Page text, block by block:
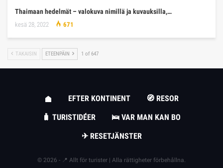
Thaimaan hedelmät – valokuva nimillä ja kuvauksilla,…
kesä 28, 2022 671
TAKAISIN ETEENPÄIN 1 of 647
EFTER KONTINENT
🧭 RESOR
🧳 TURISTIDÉER
🛌 VAR MAN KAN BO
✈ RESETJÄNSTER
© 2026 - 📍 Allt för turister | Alla rättigheter förbehållna.